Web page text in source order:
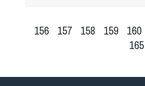
156 157 158 159 160
165